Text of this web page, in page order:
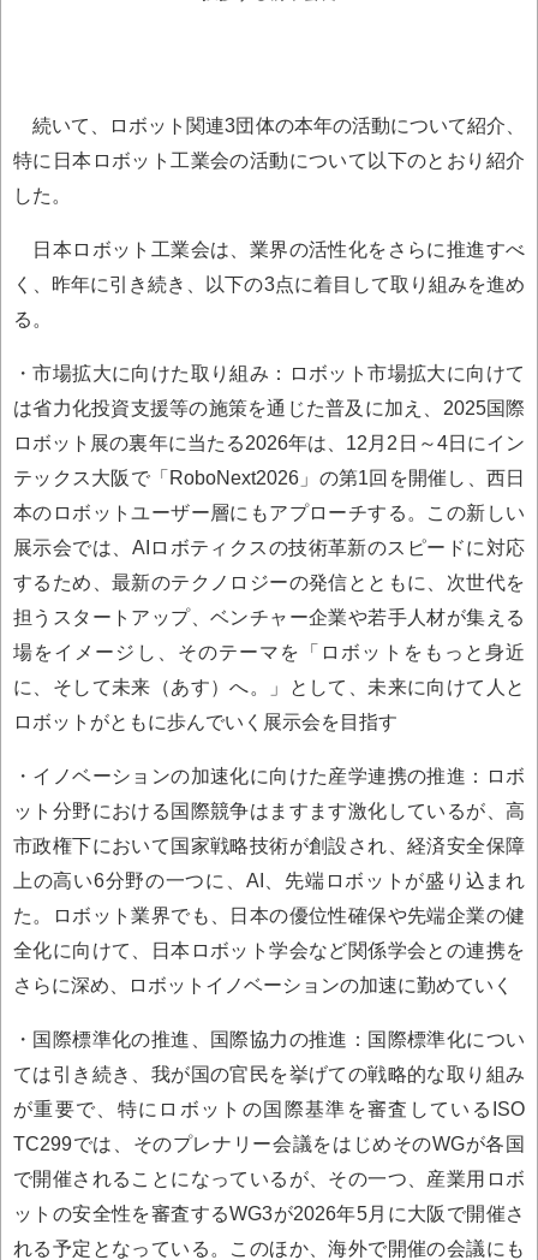
続いて、ロボット関連3団体の本年の活動について紹介、
特に日本ロボット工業会の活動について以下のとおり紹介
した。
日本ロボット工業会は、業界の活性化をさらに推進すべ
く、昨年に引き続き、以下の3点に着目して取り組みを進め
る。
・市場拡大に向けた取り組み：ロボット市場拡大に向けて
は省力化投資支援等の施策を通じた普及に加え、2025国際
ロボット展の裏年に当たる2026年は、12月2日～4日にイン
テックス大阪で「RoboNext2026」の第1回を開催し、西日
本のロボットユーザー層にもアプローチする。この新しい
展示会では、AIロボティクスの技術革新のスピードに対応
するため、最新のテクノロジーの発信とともに、次世代を
担うスタートアップ、ベンチャー企業や若手人材が集える
場をイメージし、そのテーマを「ロボットをもっと身近
に、そして未来（あす）へ。」として、未来に向けて人と
ロボットがともに歩んでいく展示会を目指す
・イノベーションの加速化に向けた産学連携の推進：ロボ
ット分野における国際競争はますます激化しているが、高
市政権下において国家戦略技術が創設され、経済安全保障
上の高い6分野の一つに、AI、先端ロボットが盛り込まれ
た。ロボット業界でも、日本の優位性確保や先端企業の健
全化に向けて、日本ロボット学会など関係学会との連携を
さらに深め、ロボットイノベーションの加速に勤めていく
・国際標準化の推進、国際協力の推進：国際標準化につい
ては引き続き、我が国の官民を挙げての戦略的な取り組み
が重要で、特にロボットの国際基準を審査しているISO
TC299では、そのプレナリー会議をはじめそのWGが各国
で開催されることになっているが、その一つ、産業用ロボ
ットの安全性を審査するWG3が2026年5月に大阪で開催さ
れる予定となっている。このほか、海外で開催の会議にも